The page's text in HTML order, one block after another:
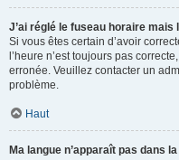
J’ai réglé le fuseau horaire mais
Si vous êtes certain d’avoir
l’heure n’est toujours pas
erronée. Veuillez contacter un
problème.
Haut
Ma langue n’apparaît pas dans